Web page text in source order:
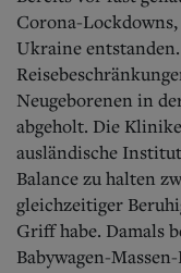
Corona-
Ukraine
Neugeborenen in
abgeholt. Die
ausländische
Balance zu halten
gleichzeitiger
Griff habe. Damals
Babywagen-